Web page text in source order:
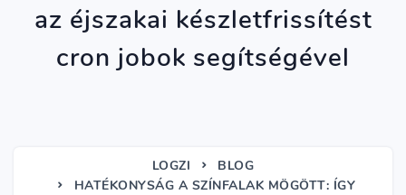
az éjszakai készletfrissítést
cron jobok segítségével
LOGZI
BLOG
HATÉKONYSÁG A SZÍNFALAK MÖGÖTT: ÍGY